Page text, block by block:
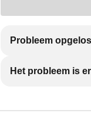
Probleem
Het probleem is